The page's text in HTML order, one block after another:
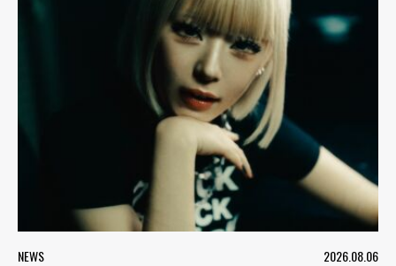
NEWS 2026.08.06